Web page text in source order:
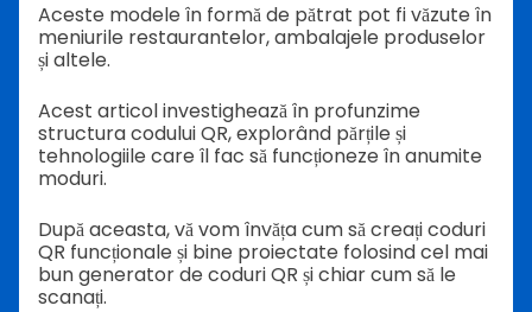
Aceste modele în formă de pătrat pot fi văzute în
meniurile restaurantelor, ambalajele produselor
și altele.
Acest articol investighează în profunzime
structura codului QR, explorând părțile și
tehnologiile care îl fac să funcționeze în anumite
moduri.
După aceasta, vă vom învăța cum să creați coduri
QR funcționale și bine proiectate folosind cel mai
bun generator de coduri QR și chiar cum să le
scanați.